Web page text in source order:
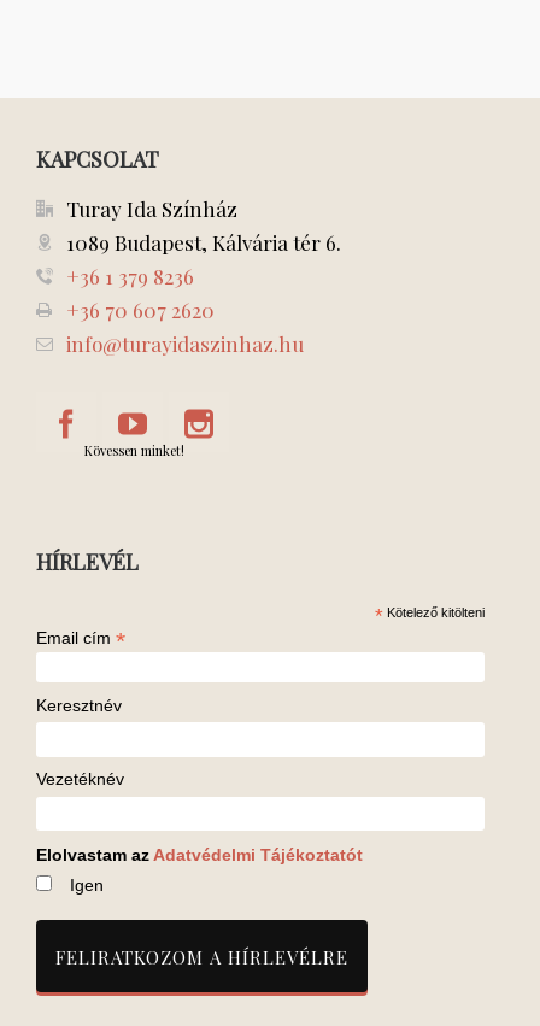
KAPCSOLAT
Turay Ida Színház
1089 Budapest, Kálvária tér 6.
+36 1 379 8236
+36 70 607 2620
info@turayidaszinhaz.hu
Kövessen minket!
HÍRLEVÉL
* Kötelező kitölteni
Email cím *
Keresztnév
Vezetéknév
Elolvastam az Adatvédelmi Tájékoztatót
Igen